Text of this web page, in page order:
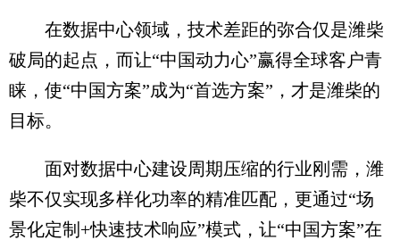
在数据中心领域，技术差距的弥合仅是潍柴
破局的起点，而让“中国动力心”赢得全球客户青
睐，使“中国方案”成为“首选方案”，才是潍柴的
目标。
面对数据中心建设周期压缩的行业刚需，潍
柴不仅实现多样化功率的精准匹配，更通过“场
景化定制+快速技术响应”模式，让“中国方案”在